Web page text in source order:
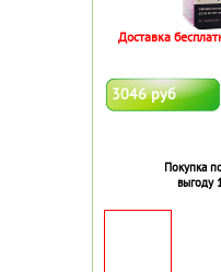
3046 руб
Покупка
выгоду
Доставка